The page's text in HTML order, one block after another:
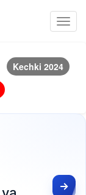
Kechki 2024